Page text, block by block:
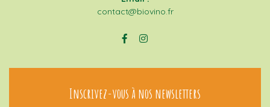
contact@biovino.fr
Inscrivez-vous à nos newsletters